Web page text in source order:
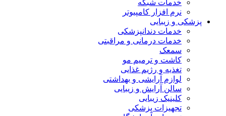
خدمات شبکه
نرم افزار کامپیوتر
پزشکی و زیبایی
خدمات دندانپزشکی
خدمات درمانی و مراقبتی
سمعک
کاشت و ترمیم مو
تغذیه و رژیم غذایی
لوازم آرایشی و بهداشتی
سالن آرایش و زیبایی
کلینیک زیبایی
تجهیزات پزشکی